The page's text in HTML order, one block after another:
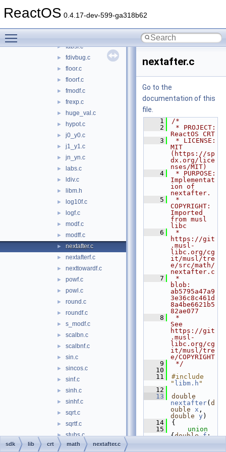
ReactOS 0.4.17-dev-599-ga318b62
► exp2f.c
► fabsf.c
► fdivbug.c
► floor.c
► floorf.c
► fmodf.c
► frexp.c
► huge_val.c
► hypot.c
► j0_y0.c
► j1_y1.c
► jn_yn.c
► labs.c
► ldiv.c
► libm.h
► log10f.c
► logf.c
► modf.c
► modff.c
► nextafter.c
► nextafterf.c
► nexttowardf.c
► powf.c
► powl.c
► round.c
► roundf.c
► s_modf.c
► scalbn.c
► scalbnf.c
► sin.c
► sincos.c
► sinf.c
► sinh.c
► sinhf.c
► sqrt.c
► sqrtf.c
► stubs.c
► tanf.c
nextafter.c
Go to the
documentation of this
file.
    1
/*
    2
* PROJECT:
ReactOS CRT
    3
* LICENSE:
MIT
(https://sp
dx.org/lice
nses/MIT)
    4
* PURPOSE:
Implementat
ion of
nextafter.
    5
*
COPYRIGHT:
Imported
from musl
libc
    6
*
https://git
.musl-
libc.org/cg
it/musl/tre
e/src/math/
nextafter.c
    7
*
blob:
ab5795a47a9
3e36c8c461d
8a4be6621b5
82ae077
    8
*
See
https://git
.musl-
libc.org/cg
it/musl/tre
e/COPYRIGHT
    9
*/
   10
   11
#include
" libm.h "
   12
   13
double
nextafter( d
ouble x
double y )
   14
{
   15
{double f ;
sdk lib crt math nextafter.c